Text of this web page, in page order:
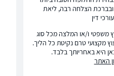
הצלחה רבה, ליאת
דין
משפטי ו/או המלצה מכל סוג
מקצועי טרם נקיטת כל הליך.
היא באחריותך בלבד.
האתר